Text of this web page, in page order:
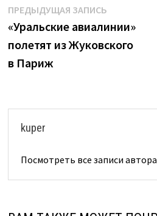
Навигация
по
записям
ПРЕДЫДУЩАЯ ЗАПИСЬ
запись:
«Уральские авиалинии»
полетят из Жуковского
в Париж
kuper
Посмотреть все записи